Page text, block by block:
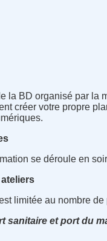
la BD organisé par la
créer votre propre
se déroule en
limitée au nombre de
sanitaire et port du